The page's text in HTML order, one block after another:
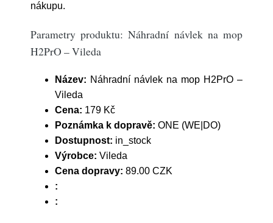
nákupu.
Parametry produktu: Náhradní návlek na mop
H2PrO – Vileda
Název: Náhradní návlek na mop H2PrO –
Vileda
Cena: 179 Kč
Poznámka k dopravě: ONE (WE|DO)
Dostupnost: in_stock
Výrobce: Vileda
Cena dopravy: 89.00 CZK
:
: